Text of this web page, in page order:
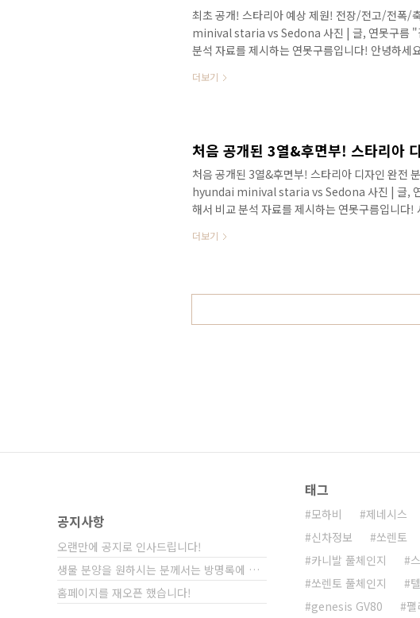
최초 공개! 스타리아 예상 제원! 전장/전고/전폭
minival staria vs Sedona 사진 | 글, 연못구름 "
분석 자료를 제시하는 연못구름입니다! 안녕하세
드움을 다녀왔습니다. 그동안 갈 기회는 있었지만
더보기
처음 공개된 3열&후면부! 스타리아 디자인 완전
hyundai minival staria vs Sedona 사진 | 글,
해서 비교 분석 자료를 제시하는 연못구름입니다
출시가 됩니다. 안녕하세요? 정확한 신차 정보를
다. ▲ 찌그러진본넷님 / 보배드림 먼저 최신 ..
더보기
공지사항
오랜만에 공지로 인사드립니다!
생물 분양을 원하시는 분께서는 방명록에 비밀글⋯
홈페이지를 재오픈 했습니다!
태그
모하비 제네시스
신차정보
쏘렌토
카니발 풀체인지
쏘렌토 풀체인지
genesis GV80
팰